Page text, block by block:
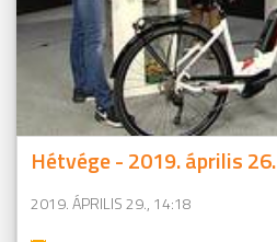
Hétvége - 2019. április 26.
2019. ÁPRILIS 29., 14:18